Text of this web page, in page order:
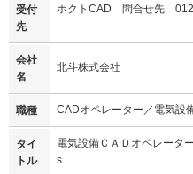
受付
先
ホクトCAD 問合せ先
会社
名
北斗株式会社
職種 CADオペレーター／電気設
タイ
トル
電気設備ＣＡＤオペレー
s